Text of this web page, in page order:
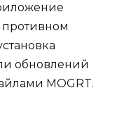
противном
обновлений
MOGRT.